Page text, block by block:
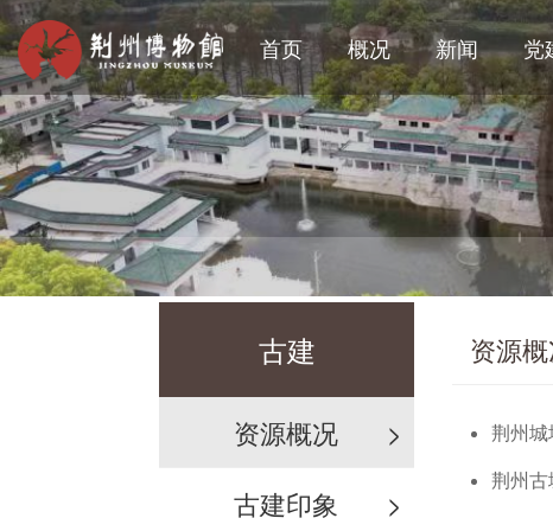
首页 概况 新闻 党
古建
资源概况
>
古建印象
>
资源
荆州
荆州古